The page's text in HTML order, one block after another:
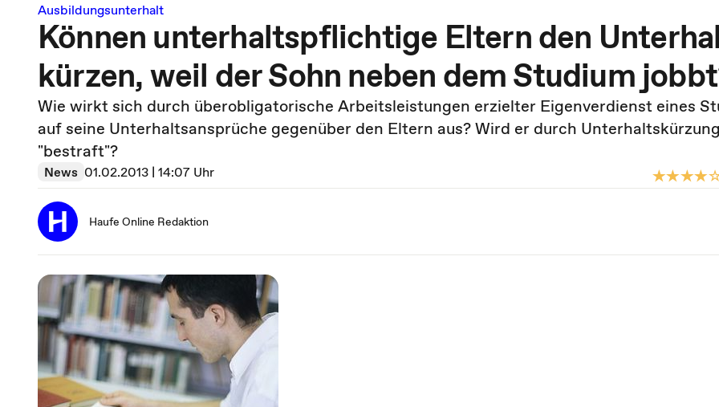
Ausbildungsunterhalt
Können unterhaltspflichtige Eltern den
kürzen, weil der Sohn neben dem Studium
Wie wirkt sich durch überobligatorische Arbeitsleistungen erzielter Eigenverdienst eines
auf seine Unterhaltsansprüche gegenüber den Eltern aus? Wird er durch
"bestraft"?
News 01.02.2013 | 14:07 Uhr
Haufe Online Redaktion